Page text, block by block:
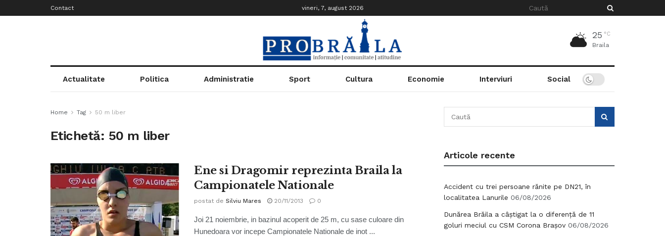
Contact vineri, 7, august 2026
25 °C
Braila
Actualitate Politica Administratie Sport Cultura Economie Interviuri Social
Home Tag 50 m liber
Etichetă: 50 m liber
Ene si Dragomir reprezinta Braila la
Campionatele Nationale
postat de Silviu Mares 20/11/2013 0
Joi 21 noiembrie, in bazinul acoperit de 25 m, cu sase culoare din
Hunedoara vor incepe Campionatele Nationale de inot ...
Articole recente
Accident cu trei persoane rănite pe DN21, în
localitatea Lanurile 06/08/2026
Dunărea Brăila a câștigat la o diferență de 11
goluri meciul cu CSM Corona Brașov 06/08/2026